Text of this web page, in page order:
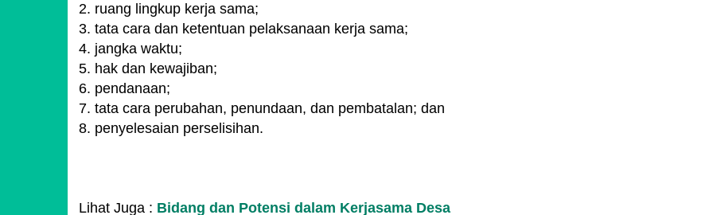
2. ruang lingkup kerja sama;
3. tata cara dan ketentuan pelaksanaan kerja sama;
4. jangka waktu;
5. hak dan kewajiban;
6. pendanaan;
7. tata cara perubahan, penundaan, dan pembatalan; dan
8. penyelesaian perselisihan.
Lihat Juga : Bidang dan Potensi dalam Kerjasama Desa